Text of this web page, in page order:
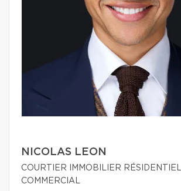
NICOLAS LEON
COURTIER IMMOBILIER RÉSIDENTIEL
COMMERCIAL